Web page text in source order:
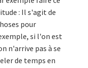
: Il s'agit de
pour
si l'on est
n'arrive pas à se
de temps en